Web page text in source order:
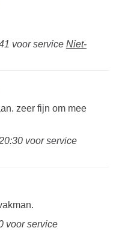
voor service Niet-
zeer fijn om mee
voor service
voor service